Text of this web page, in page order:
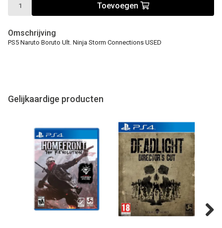
Toevoegen
Omschrijving
PS5 Naruto Boruto Ult. Ninja Storm Connections USED
Gelijkaardige producten